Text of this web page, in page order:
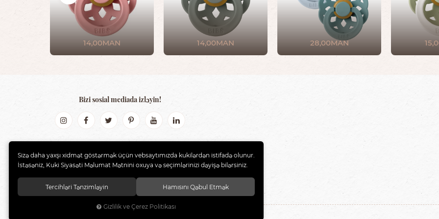
14,00MAN 14,00MAN 28,00MAN
Bizi sosial mediada izləyin!
GÖNDƏR
Sizə daha yaxşı xidmət göstərmək üçün vebsaytımızda kukilərdən istifadə olunur.
İstəsəniz, Kuki Siyasəti Məlumat Mətnini oxuya və seçimlərinizi dəyişə bilərsiniz.
Tercihləri Tənzimləyin Hamısını Qəbul Etmək
Gizlilik ve Çerez Politikası